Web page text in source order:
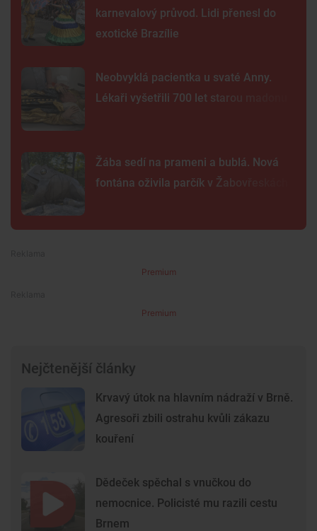
karnevalový průvod. Lidi přenesl do
exotické Brazílie
Neobvyklá pacientka u svaté Anny.
Lékaři vyšetřili 700 let starou madonu
Žába sedí na prameni a bublá. Nová
fontána oživila parčík v Žabovřeskách
Premium
Premium
Nejčtenější články
Krvavý útok na hlavním nádraží v Brně.
Agresoři zbili ostrahu kvůli zákazu
kouření
Dědeček spěchal s vnučkou do
nemocnice. Policisté mu razili cestu
Brnem